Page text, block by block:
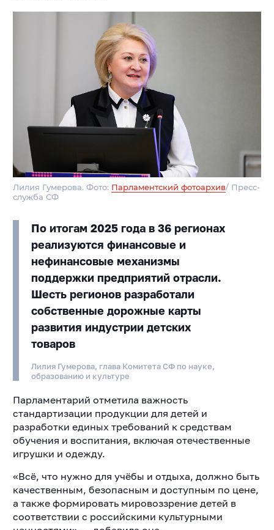
Лилия Гумерова. Фото: Парламентский фотоархив/ Пресс-
служба СФ
По итогам 2025 года в 36 регионах
реализуются финансовые и
нефинансовые механизмы
поддержки предприятий отрасли.
Шесть регионов разработали
собственные дорожные карты
развития индустрии детских
товаров
Лилия Гумерова, глава Комитета СФ по науке,
образованию и культуре
Парламентарий отметила важность
стандартизации продукции для детей и
разработки единых требований к средствам
обучения и воспитания, включая отечественные
игрушки и одежду.
«Всё, что нужно для учёбы и отдыха, должно быть
качественным, безопасным и доступным по цене,
а также формировать мировоззрение детей в
соответствии с российскими культурными